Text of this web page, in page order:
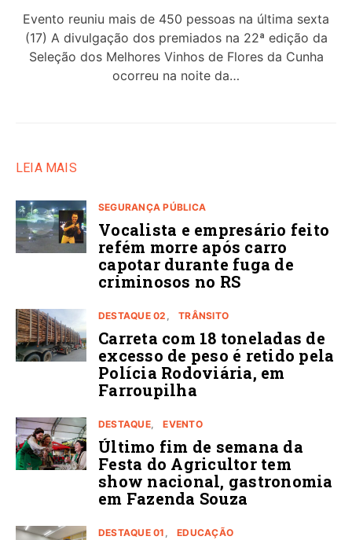
Evento reuniu mais de 450 pessoas na última sexta
(17) A divulgação dos premiados na 22ª edição da
Seleção dos Melhores Vinhos de Flores da Cunha
ocorreu na noite da…
LEIA MAIS
SEGURANÇA PÚBLICA
Vocalista e empresário feito
refém morre após carro
capotar durante fuga de
criminosos no RS
DESTAQUE 02 TRÂNSITO
Carreta com 18 toneladas de
excesso de peso é retido pela
Polícia Rodoviária, em
Farroupilha
DESTAQUE EVENTO
Último fim de semana da
Festa do Agricultor tem
show nacional, gastronomia
em Fazenda Souza
DESTAQUE 01 EDUCAÇÃO